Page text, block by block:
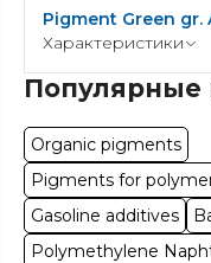
Pigment Green gr.
Характеристики
Популярные
Organic pigments
Pigments for
Gasoline additives
Polymethylene